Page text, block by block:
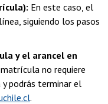
En este caso, el
siguiendo los pasos
y el arancel en
no requiere
podrás terminar el
.